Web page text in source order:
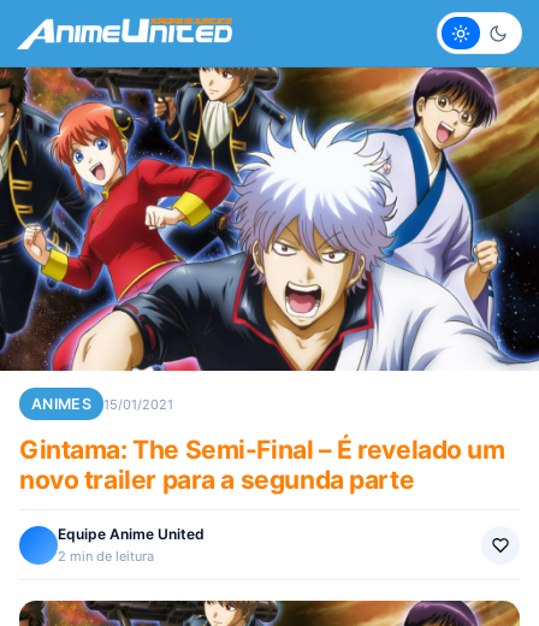
Claro
ANIMES 15/01/2021
Gintama: The Semi-Final – É revelado um
novo trailer para a segunda parte
Equipe Anime United
2 min de leitura